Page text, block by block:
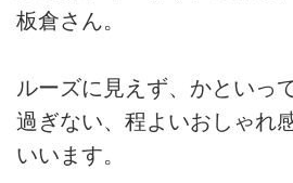
板倉さん。
ルーズに見えず、かといっ
過ぎない、程よいおしゃれ
いいます。